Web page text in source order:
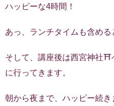
ハッピーな4時間！
あっ、ランチタイムも含める
そして、講座後は西宮神社⛩
に行ってきます。
朝から夜まで、ハッピー続き